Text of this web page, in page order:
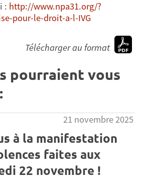
: http://www.npa31.org/?
pour-le-droit-a-l-IVG
Télécharger au format
pourraient vous
21 novembre 2025
à la manifestation
faites aux
22 novembre !